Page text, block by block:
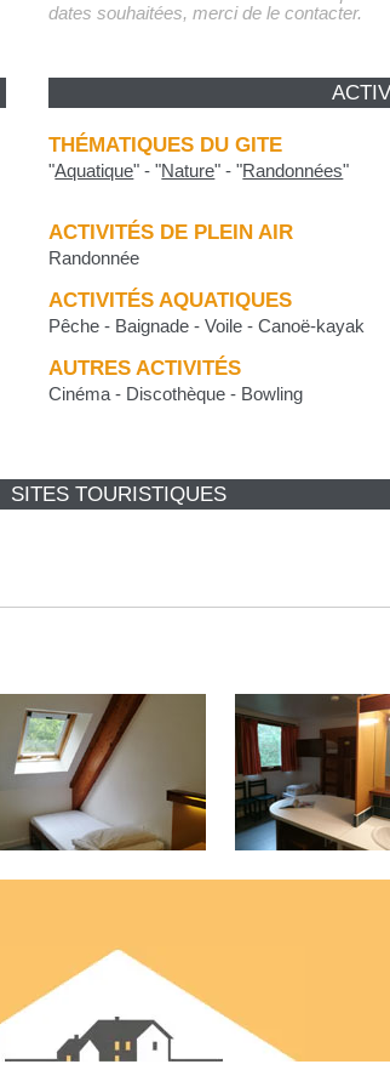
dates souhaitées, merci de le contacter.
THÉMATIQUES DU GITE
"Aquatique" -"Nature" -"Randonnées"
ACTIVITÉS DE PLEIN AIR
Randonnée
ACTIVITÉS AQUATIQUES
Pêche - Baignade - Voile - Canoë-kayak
AUTRES ACTIVITÉS
Cinéma - Discothèque - Bowling
SITES TOURISTIQUES